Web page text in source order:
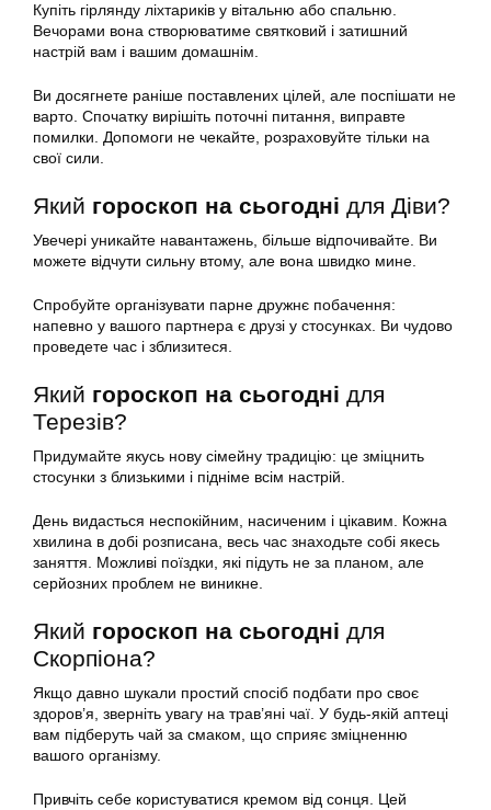
Купіть гірлянду ліхтариків у вітальню або спальню.
Вечорами вона створюватиме святковий і затишний
настрій вам і вашим домашнім.
Ви досягнете раніше поставлених цілей, але поспішати не
варто. Спочатку вирішіть поточні питання, виправте
помилки. Допомоги не чекайте, розраховуйте тільки на
свої сили.
Який гороскоп на сьогодні для Діви?
Увечері уникайте навантажень, більше відпочивайте. Ви
можете відчути сильну втому, але вона швидко мине.
Спробуйте організувати парне дружнє побачення:
напевно у вашого партнера є друзі у стосунках. Ви чудово
проведете час і зблизитеся.
Який гороскоп на сьогодні для
Терезів?
Придумайте якусь нову сімейну традицію: це зміцнить
стосунки з близькими і підніме всім настрій.
День видасться неспокійним, насиченим і цікавим. Кожна
хвилина в добі розписана, весь час знаходьте собі якесь
заняття. Можливі поїздки, які підуть не за планом, але
серйозних проблем не виникне.
Який гороскоп на сьогодні для
Скорпіона?
Якщо давно шукали простий спосіб подбати про своє
здоров’я, зверніть увагу на трав’яні чаї. У будь-якій аптеці
вам підберуть чай за смаком, що сприяє зміцненню
вашого організму.
Привчіть себе користуватися кремом від сонця. Цей